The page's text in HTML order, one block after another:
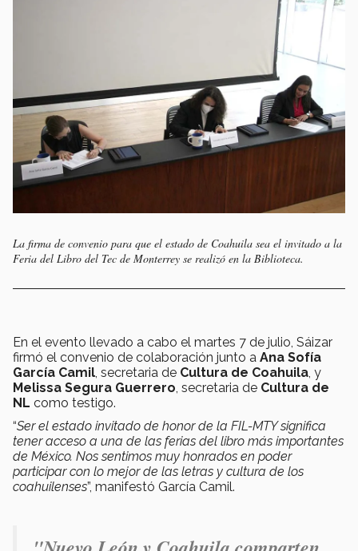
La firma de convenio para que el estado de Coahuila sea el invitado a la
Feria del Libro del Tec de Monterrey se realizó en la Biblioteca.
En el evento llevado a cabo el martes 7 de julio, Sáizar
firmó el convenio de colaboración junto a Ana Sofía
García Camil, secretaria de Cultura de Coahuila, y
Melissa Segura Guerrero, secretaria de Cultura de
NL como testigo.
“Ser el estado invitado de honor de la FIL-MTY significa
tener acceso a una de las ferias del libro más importantes
de México. Nos sentimos muy honrados en poder
participar con lo mejor de las letras y cultura de los
coahuilenses”, manifestó García Camil.